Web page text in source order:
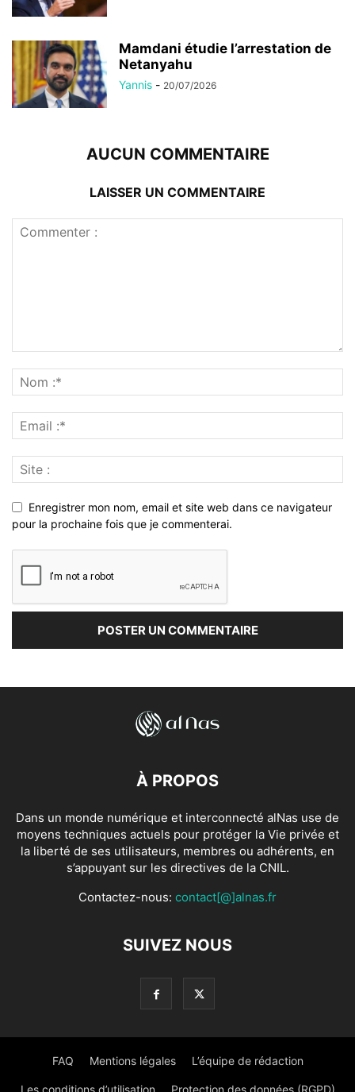
Mamdani étudie l’arrestation de
Netanyahu
Yannis - 20/07/2026
AUCUN COMMENTAIRE
LAISSER UN COMMENTAIRE
Enregistrer mon nom, email et site web dans ce navigateur
pour la prochaine fois que je commenterai.
À PROPOS
Dans un monde numérique et interconnecté alNas use de
moyens techniques actuels pour protéger la Vie privée et
la liberté de ses utilisateurs, membres ou adhérents, en
s’appuyant sur les directives de la CNIL.
Contactez-nous: contact[@]alnas.fr
SUIVEZ NOUS
FAQ Mentions légales L’équipe de rédaction
Les conditions d’utilisation Protection des données (RGPD)